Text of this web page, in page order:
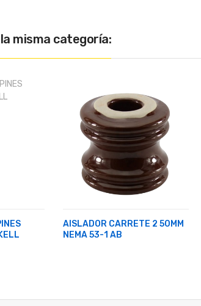
misma categoría:
AISLADOR CARRETE 2 50MM
NEMA 53-1 AB